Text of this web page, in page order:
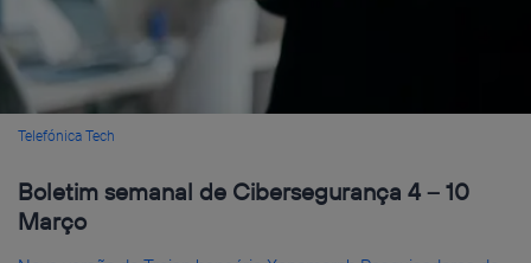
Telefónica Tech
Boletim semanal de Cibersegurança 4 – 10
Março